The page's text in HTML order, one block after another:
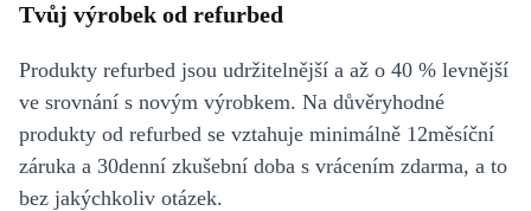
Tvůj výrobek od refurbed
Produkty refurbed jsou udržitelnější a až o 40 % levnější
ve srovnání s novým výrobkem. Na důvěryhodné
produkty od refurbed se vztahuje minimálně 12měsíční
záruka a 30denní zkušební doba s vrácením zdarma, a to
bez jakýchkoliv otázek.